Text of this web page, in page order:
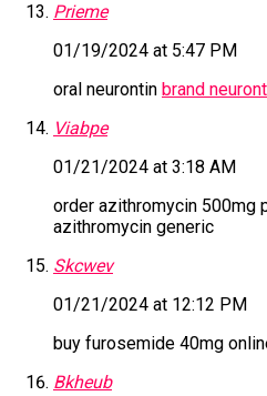
Prieme
01/19/2024 at 5:47 PM
oral neurontin brand
Viabpe
01/21/2024 at 3:18 AM
order azithromycin 500mg
azithromycin generic
Skcwev
01/21/2024 at 12:12 PM
buy furosemide 40mg
Bkheub